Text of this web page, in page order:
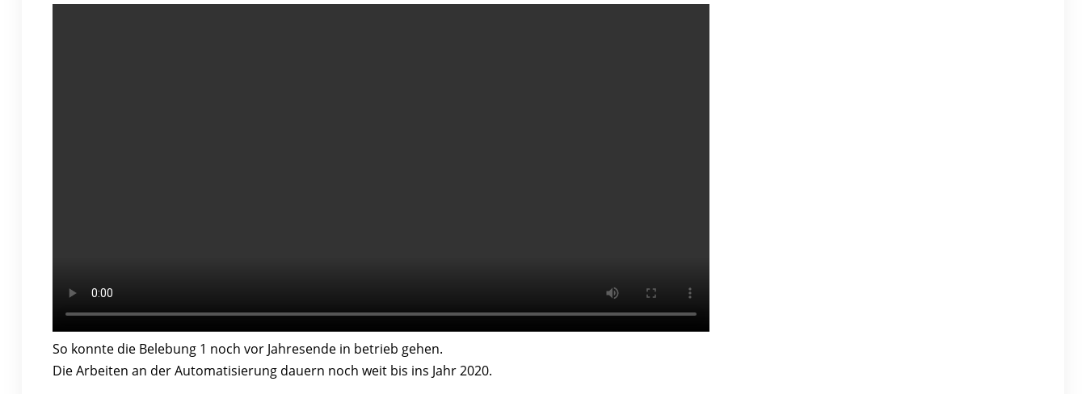
So konnte die Belebung 1 noch vor Jahresende in betrieb gehen.
Die Arbeiten an der Automatisierung dauern noch weit bis ins Jahr 2020.